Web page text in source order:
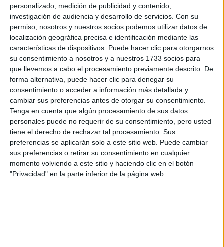
personalizado, medición de publicidad y contenido,
investigación de audiencia y desarrollo de servicios. Con su
permiso, nosotros y nuestros socios podemos utilizar datos de
localización geográfica precisa e identificación mediante las
características de dispositivos. Puede hacer clic para otorgarnos
su consentimiento a nosotros y a nuestros 1733 socios para
que llevemos a cabo el procesamiento previamente descrito. De
forma alternativa, puede hacer clic para denegar su
consentimiento o acceder a información más detallada y
cambiar sus preferencias antes de otorgar su consentimiento.
Tenga en cuenta que algún procesamiento de sus datos
personales puede no requerir de su consentimiento, pero usted
tiene el derecho de rechazar tal procesamiento. Sus
preferencias se aplicarán solo a este sitio web. Puede cambiar
sus preferencias o retirar su consentimiento en cualquier
momento volviendo a este sitio y haciendo clic en el botón
"Privacidad" en la parte inferior de la página web.
Soy:*
Chico
Chica
¿En qué año terminas (o terminaste) bachillerato o FP?
Soy estudiante de:*
Términos y Condiciones de Uso
Aceptolos Términos y Condicionesde uso*